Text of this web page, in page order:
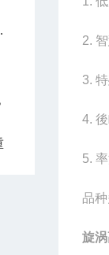
2.
3.
4.
5.
品
旋